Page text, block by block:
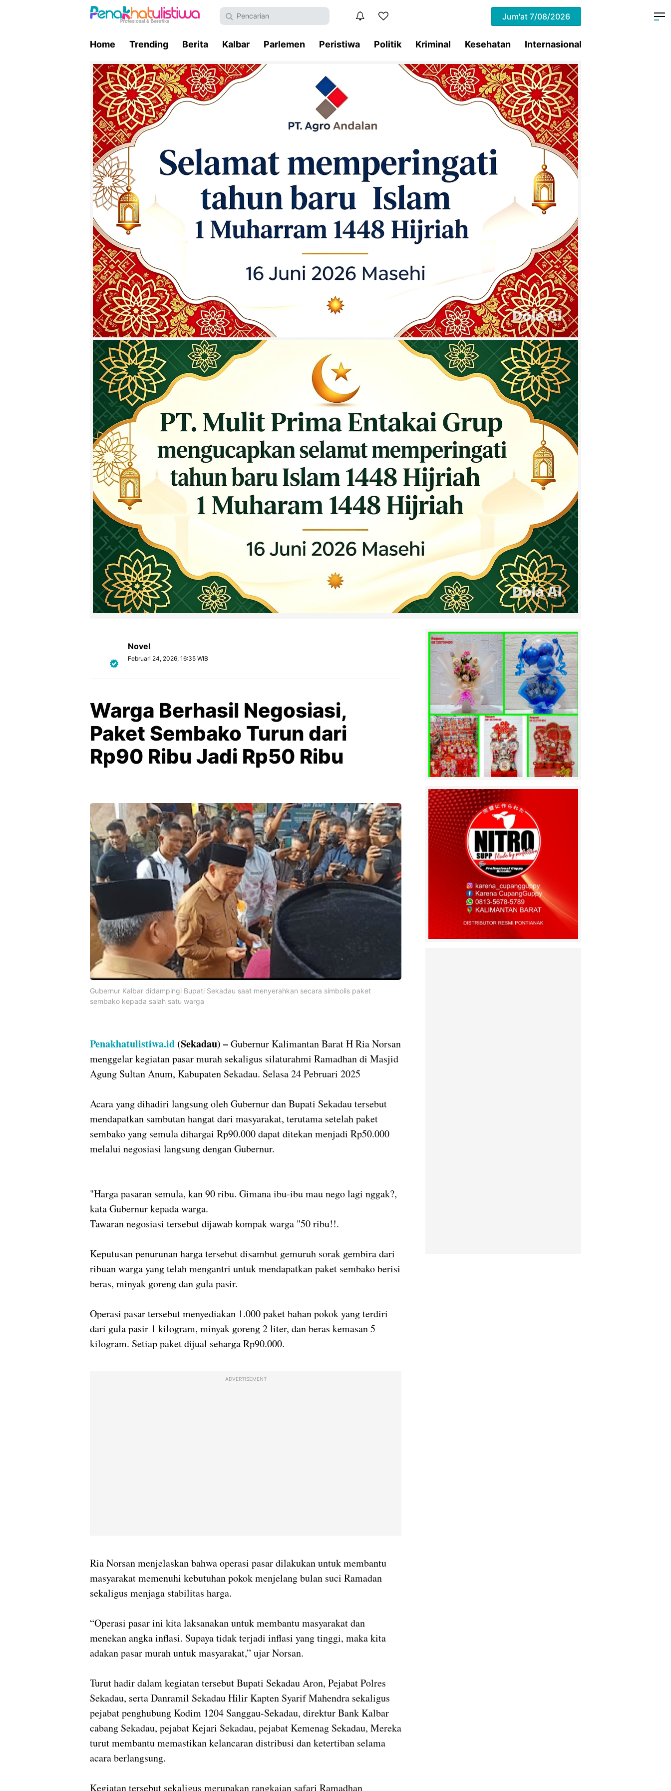
Jum'at 7/08/2026
Home Trending Berita Kalbar Parlemen Peristiwa Politik Kriminal Kesehatan Internasional
Novel
Februari 24, 2026, 16:35 WIB
Warga Berhasil Negosiasi,
Paket Sembako Turun dari
Rp90 Ribu Jadi Rp50 Ribu
Gubernur Kalbar didampingi Bupati Sekadau saat menyerahkan secara simbolis paket
sembako kepada salah satu warga
Penakhatulistiwa.id (Sekadau) –Gubernur Kalimantan Barat H Ria Norsan
menggelar kegiatan pasar murah sekaligus silaturahmi Ramadhan di Masjid
Agung Sultan Anum, Kabupaten Sekadau. Selasa 24 Pebruari 2025
Acara yang dihadiri langsung oleh Gubernur dan Bupati Sekadau tersebut
mendapatkan sambutan hangat dari masyarakat, terutama setelah paket
sembako yang semula dihargai Rp90.000 dapat ditekan menjadi Rp50.000
melalui negosiasi langsung dengan Gubernur.
"Harga pasaran semula, kan 90 ribu. Gimana ibu-ibu mau nego lagi nggak?,
kata Gubernur kepada warga.
Tawaran negosiasi tersebut dijawab kompak warga "50 ribu!!.
Keputusan penurunan harga tersebut disambut gemuruh sorak gembira dari
ribuan warga yang telah mengantri untuk mendapatkan paket sembako berisi
beras, minyak goreng dan gula pasir.
Operasi pasar tersebut menyediakan 1.000 paket bahan pokok yang terdiri
dari gula pasir 1 kilogram, minyak goreng 2 liter, dan beras kemasan 5
kilogram. Setiap paket dijual seharga Rp90.000.
ADVERTISEMENT
Ria Norsan menjelaskan bahwa operasi pasar dilakukan untuk membantu
masyarakat memenuhi kebutuhan pokok menjelang bulan suci Ramadan
sekaligus menjaga stabilitas harga.
“Operasi pasar ini kita laksanakan untuk membantu masyarakat dan
menekan angka inflasi. Supaya tidak terjadi inflasi yang tinggi, maka kita
adakan pasar murah untuk masyarakat,” ujar Norsan.
Turut hadir dalam kegiatan tersebut Bupati Sekadau Aron, Pejabat Polres
Sekadau, serta Danramil Sekadau Hilir Kapten Syarif Mahendra sekaligus
pejabat penghubung Kodim 1204 Sanggau-Sekadau, direktur Bank Kalbar
cabang Sekadau, pejabat Kejari Sekadau, pejabat Kemenag Sekadau, Mereka
turut membantu memastikan kelancaran distribusi dan ketertiban selama
acara berlangsung.
Kegiatan tersebut sekaligus merupakan rangkaian safari Ramadhan